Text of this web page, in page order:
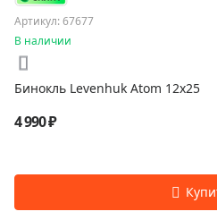
Артикул: 67677
В наличии
Бинокль Levenhuk Atom 12x25
4 990 ₽